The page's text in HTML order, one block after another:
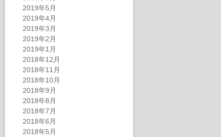
2019年5月
2019年4月
2019年3月
2019年2月
2019年1月
2018年12月
2018年11月
2018年10月
2018年9月
2018年8月
2018年7月
2018年6月
2018年5月